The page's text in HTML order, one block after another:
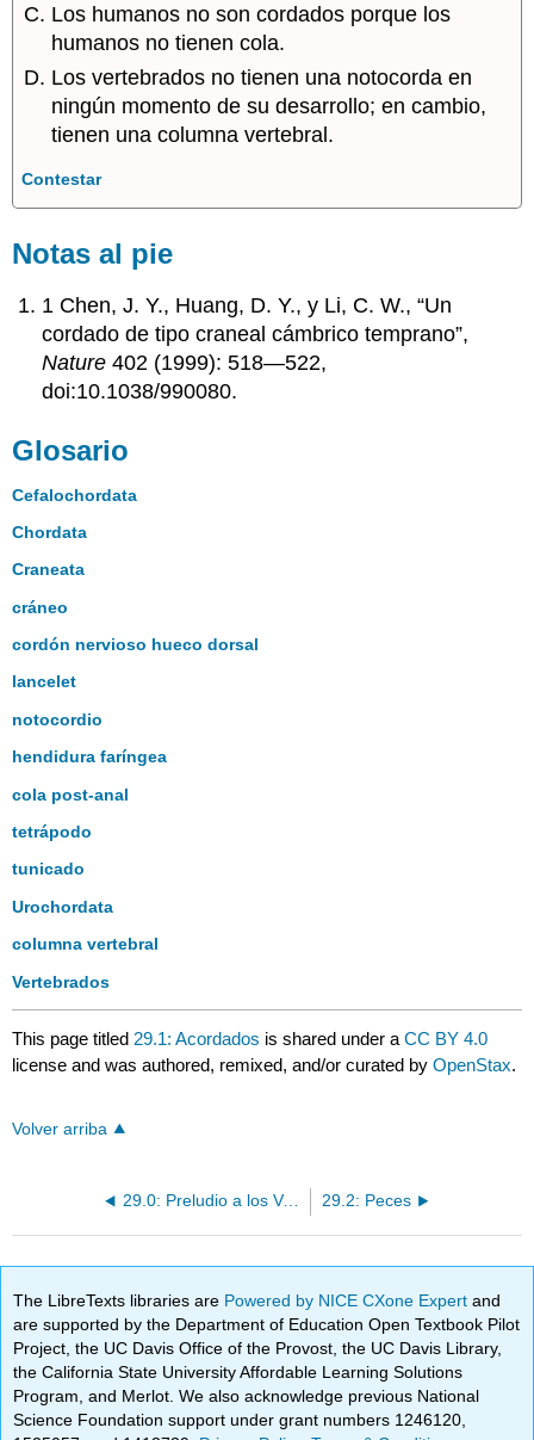
Los humanos no son cordados porque los
humanos no tienen cola.
Los vertebrados no tienen una notocorda en
ningún momento de su desarrollo; en cambio,
tienen una columna vertebral.
Contestar
Notas al pie
1 Chen, J. Y., Huang, D. Y., y Li, C. W., “Un
cordado de tipo craneal cámbrico temprano”,
Nature 402 (1999): 518—522,
doi:10.1038/990080.
Glosario
Cefalochordata
Chordata
Craneata
cráneo
cordón nervioso hueco dorsal
lancelet
notocordio
hendidura faríngea
cola post-anal
tetrápodo
tunicado
Urochordata
columna vertebral
Vertebrados
This page titled 29.1: Acordados is shared under aCC BY 4.0
license and was authored, remixed, and/or curated byOpenStax.
Volver arriba
29.0: Preludio a los Vertebrados 29.2: Peces
The LibreTexts libraries are Powered by NICE CXone Expertand
are supported by the Department of Education Open Textbook Pilot
Project, the UC Davis Office of the Provost, the UC Davis Library,
the California State University Affordable Learning Solutions
Program, and Merlot. We also acknowledge previous National
Science Foundation support under grant numbers 1246120,